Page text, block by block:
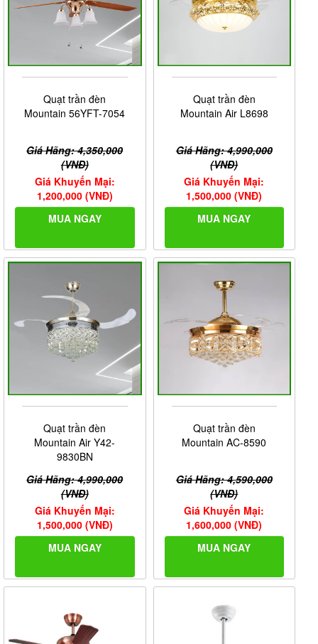
Quạt trần đèn
Mountain 56YFT-7054
Giá Hãng: 4,350,000
(VNĐ)
Giá Khuyến Mại:
1,200,000 (VNĐ)
MUA NGAY
Quạt trần đèn
Mountain Air L8698
Giá Hãng: 4,990,000
(VNĐ)
Giá Khuyến Mại:
1,500,000 (VNĐ)
MUA NGAY
Quạt trần đèn
Mountain Air Y42-
9830BN
Giá Hãng: 4,990,000
(VNĐ)
Giá Khuyến Mại:
1,500,000 (VNĐ)
MUA NGAY
Quạt trần đèn
Mountain AC-8590
Giá Hãng: 4,590,000
(VNĐ)
Giá Khuyến Mại:
1,600,000 (VNĐ)
MUA NGAY